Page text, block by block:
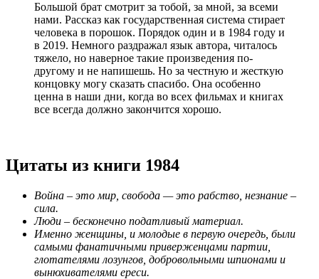
Большой брат смотрит за тобой, за мной, за всеми
нами. Рассказ как государственная система стирает
человека в порошок. Порядок один и в 1984 году и
в 2019. Немного раздражал язык автора, читалось
тяжело, но наверное такие произведения по-
другому и не напишешь. Но за честную и жесткую
концовку могу сказать спасибо. Она особенно
ценна в наши дни, когда во всех фильмах и книгах
все всегда должно закончится хорошо.
Цитаты из книги 1984
Война – это мир, свобода — это рабство, незнание –
сила.
Люди – бесконечно податливый материал.
Именно женщины, и молодые в первую очередь, были
самыми фанатичными приверженцами партии,
глотателями лозунгов, добровольными шпионами и
вынюхивателями ереси.